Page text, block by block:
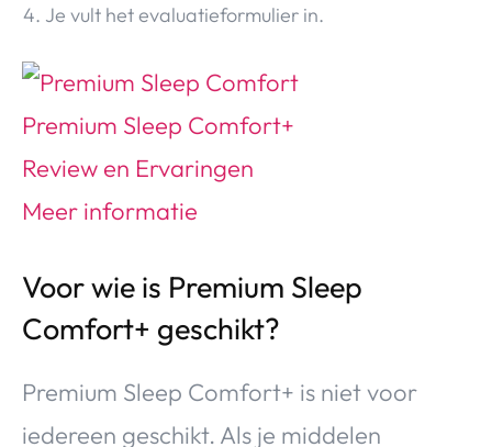
Je vult het evaluatieformulier in.
Voor wie is Premium Sleep
Comfort+ geschikt?
Premium Sleep Comfort+ is niet voor
iedereen geschikt. Als je middelen